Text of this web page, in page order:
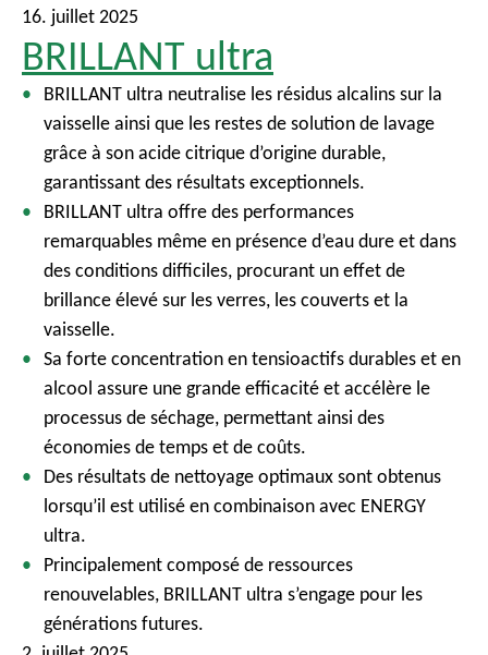
16. juillet 2025
BRILLANT ultra
BRILLANT ultra neutralise les résidus alcalins sur la
vaisselle ainsi que les restes de solution de lavage
grâce à son acide citrique d’origine durable,
garantissant des résultats exceptionnels.
BRILLANT ultra offre des performances
remarquables même en présence d’eau dure et dans
des conditions difficiles, procurant un effet de
brillance élevé sur les verres, les couverts et la
vaisselle.
Sa forte concentration en tensioactifs durables et en
alcool assure une grande efficacité et accélère le
processus de séchage, permettant ainsi des
économies de temps et de coûts.
Des résultats de nettoyage optimaux sont obtenus
lorsqu’il est utilisé en combinaison avec ENERGY
ultra.
Principalement composé de ressources
renouvelables, BRILLANT ultra s’engage pour les
générations futures.